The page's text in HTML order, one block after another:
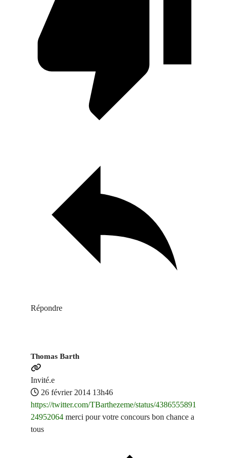
Répondre
Thomas Barth
Invité.e
26 février 2014 13h46
https://twitter.com/TBarthezeme/status/4386555891
24952064 merci pour votre concours bon chance a
tous